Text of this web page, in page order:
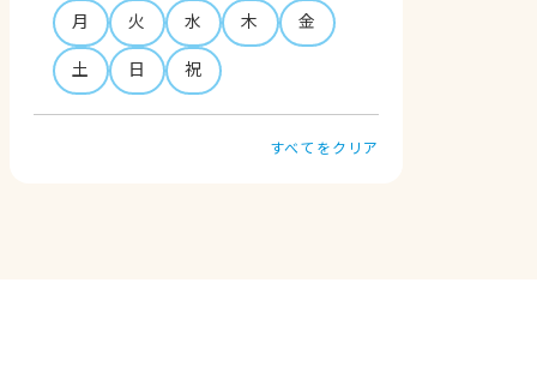
月 火 水 木
金
土
日 祝
すべてをクリア